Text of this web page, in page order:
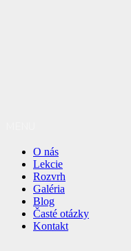
O nás
Lekcie
Rozvrh
Galéria
Blog
Časté otázky
Kontakt